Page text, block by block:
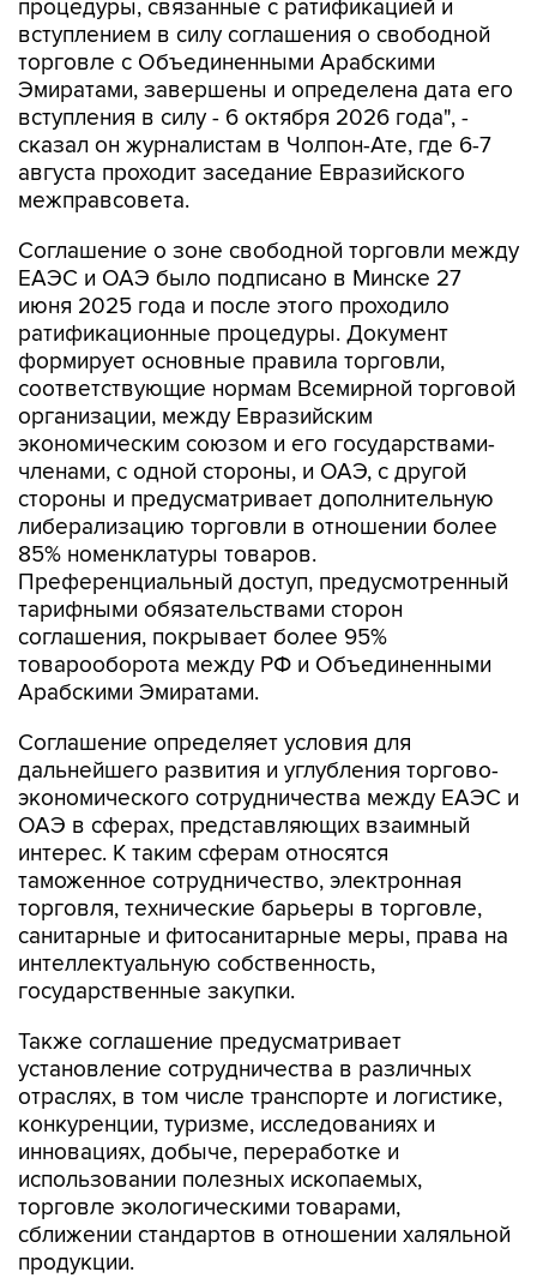
процедуры, связанные с ратификацией и
вступлением в силу соглашения о свободной
торговле с Объединенными Арабскими
Эмиратами, завершены и определена дата его
вступления в силу - 6 октября 2026 года", -
сказал он журналистам в Чолпон-Ате, где 6-7
августа проходит заседание Евразийского
межправсовета.
Соглашение о зоне свободной торговли между
ЕАЭС и ОАЭ было подписано в Минске 27
июня 2025 года и после этого проходило
ратификационные процедуры. Документ
формирует основные правила торговли,
соответствующие нормам Всемирной торговой
организации, между Евразийским
экономическим союзом и его государствами-
членами, с одной стороны, и ОАЭ, с другой
стороны и предусматривает дополнительную
либерализацию торговли в отношении более
85% номенклатуры товаров.
Преференциальный доступ, предусмотренный
тарифными обязательствами сторон
соглашения, покрывает более 95%
товарооборота между РФ и Объединенными
Арабскими Эмиратами.
Соглашение определяет условия для
дальнейшего развития и углубления торгово-
экономического сотрудничества между ЕАЭС и
ОАЭ в сферах, представляющих взаимный
интерес. К таким сферам относятся
таможенное сотрудничество, электронная
торговля, технические барьеры в торговле,
санитарные и фитосанитарные меры, права на
интеллектуальную собственность,
государственные закупки.
Также соглашение предусматривает
установление сотрудничества в различных
отраслях, в том числе транспорте и логистике,
конкуренции, туризме, исследованиях и
инновациях, добыче, переработке и
использовании полезных ископаемых,
торговле экологическими товарами,
сближении стандартов в отношении халяльной
продукции.